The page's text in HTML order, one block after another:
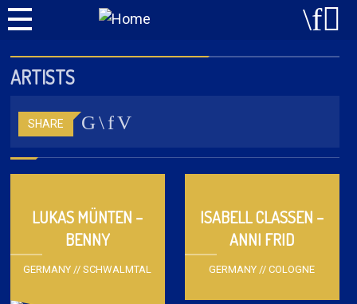
ARTISTS
SHARE
LUKAS MÜNTEN –
BENNY
GERMANY // SCHWALMTAL
ISABELL CLASSEN –
ANNI FRID
GERMANY // COLOGNE